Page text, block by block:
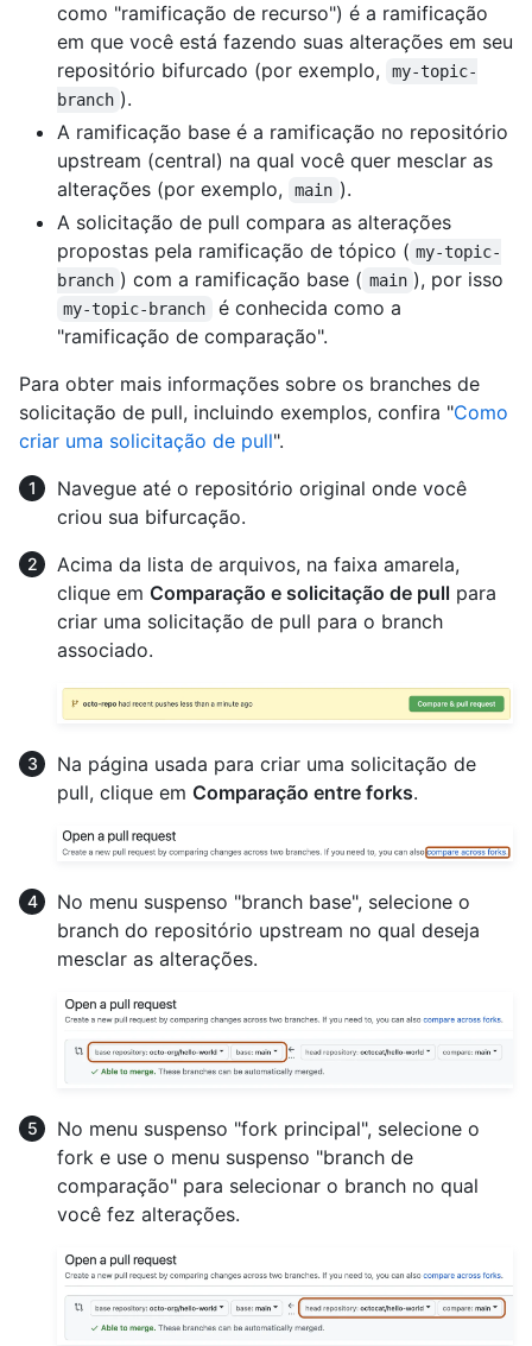
como "ramificação de recurso") é a ramificação
em que você está fazendo suas alterações em seu
repositório bifurcado (por exemplo,
my-topic-
branch ).
A ramificação base é a ramificação no repositório
upstream (central) na qual você quer mesclar as
alterações (por exemplo,
main ).
A solicitação de pull compara as alterações
propostas pela ramificação de tópico ( my-topic-
branch ) com a ramificação base ( main ), por isso
my-topic-branch
é conhecida como a
"ramificação de comparação".
Para obter mais informações sobre os branches de
solicitação de pull, incluindo exemplos, confira "Como
criar uma solicitação de pull".
Navegue até o repositório original onde você
criou sua bifurcação.
Acima da lista de arquivos, na faixa amarela,
clique em Comparação e solicitação de pull para
criar uma solicitação de pull para o branch
associado.
Na página usada para criar uma solicitação de
pull, clique em Comparação entre forks.
No menu suspenso "branch base", selecione o
branch do repositório upstream no qual deseja
mesclar as alterações.
No menu suspenso "fork principal", selecione o
fork e use o menu suspenso "branch de
comparação" para selecionar o branch no qual
você fez alterações.